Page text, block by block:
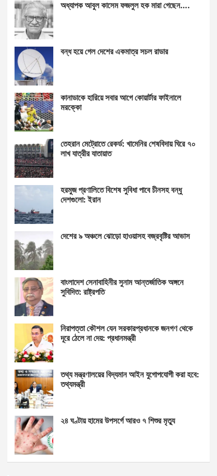
অধ্যাপক আবুল কাসেম ফজলুল হক মারা গেছেন….
বন্ধ হয়ে গেল দেশের একমাত্র সচল রাডার
কানাডাকে হারিয়ে সবার আগে কোয়ার্টার ফাইনালে
মরক্কো
তেহরান মেট্রোতে রেকর্ড: খামেনির শেষবিদায় ঘিরে ৭০
লাখ যাত্রীর যাতায়াত
হরমুজ প্রণালিতে বিশেষ সুবিধা পাবে চীনসহ বন্ধু
দেশগুলো: ইরান
দেশের ৯ অঞ্চলে ঝোড়ো হাওয়াসহ বজ্রবৃষ্টির আভাস
বাংলাদেশ সেনাবাহিনীর সুনাম আন্তর্জাতিক অঙ্গনে
সুবিদিত: রাষ্ট্রপতি
নিরাপত্তা কৌশল যেন সরকারপ্রধানকে জনগণ থেকে
দূরে ঠেলে না দেয়: প্রধানমন্ত্রী
তথ্য মন্ত্রণালয়ের বিদ্যমান আইন যুগোপযোগী করা হবে:
তথ্যমন্ত্রী
২৪ ঘণ্টায় হামের উপসর্গে আরও ৭ শিশুর মৃত্যু